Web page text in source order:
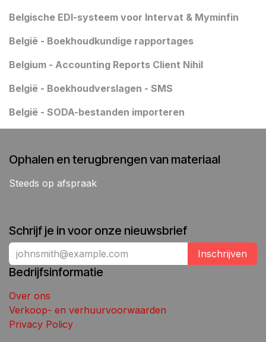
Belgische EDI-systeem voor Intervat & Myminfin
België - Boekhoudkundige rapportages
Belgium - Accounting Reports Client Nihil
België - Boekhoudverslagen - SMS
België - SODA-bestanden importeren
Ophalen en terugbrengen van materiaal
Steeds op afspraak
Schrijf je in voor onze nieuwsbrief
Inschrijven
Bedrijfsinformatie
Over ons
Verkoop- en verhuurvoorwaarden
Privacy Policy